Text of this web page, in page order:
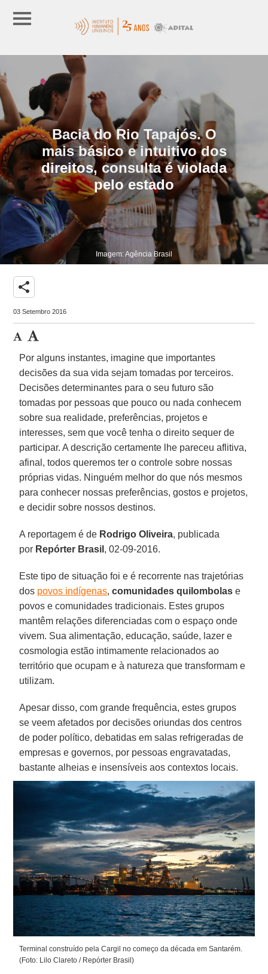
Bacia do Rio Tapajós. O
mais básico e intuitivo dos
direitos, consulta é violada
pelo estado
Imagem: Agência Brasil
share
03 Setembro 2016
Por alguns instantes, imagine que importantes
decisões da sua vida sejam tomadas por terceiros.
Decisões determinantes para o seu futuro são
tomadas por pessoas que pouco ou nada conhecem
sobre sua realidade, preferências, projetos e
interesses, sem que você tenha o direito sequer de
participar. A descrição certamente lhe pareceu aflitiva,
afinal, todos queremos ter o controle sobre nossas
próprias vidas. Ninguém melhor do que nós mesmos
para conhecer nossas preferências, gostos e projetos,
e decidir sobre nossos destinos.
A reportagem é de Rodrigo Oliveira, publicada
por Repórter Brasil , 02-09-2016.
Este tipo de situação foi e é recorrente nas trajetórias
dos povos indígenas,comunidades quilombolas e
povos e comunidades tradicionais. Estes grupos
mantêm relações diferenciadas com o espaço onde
vivem. Sua alimentação, educação, saúde, lazer e
cosmologia estão intimamente relacionados ao
território que ocupam e à natureza que transformam e
utilizam.
Apesar disso, com grande frequência, estes grupos
se veem afetados por decisões oriundas dos centros
de poder político, debatidas em salas refrigeradas de
empresas e governos, por pessoas engravatadas,
bastante alheias e insensíveis aos contextos locais.
Terminal construído pela Cargil no começo da década em Santarém.
(Foto: Lilo Clareto / Repórter Brasil)